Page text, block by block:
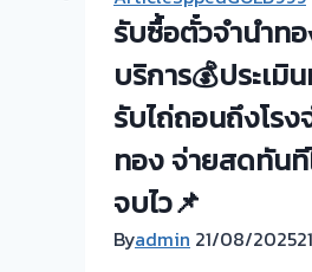
ทอง
รูป
พรรณ
/
ทอง
แท่ง
คำ
รับซื้อตั๋วจำนำท
บริการ💰ประเมิ
รับไถ่ถอนถึงโรง
ทอง จ่ายสดทัน
จบไว📌
Byadmin 21/08/2025